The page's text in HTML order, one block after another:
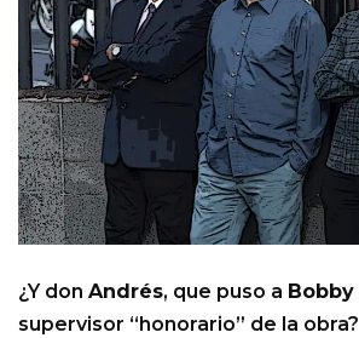
¿Y don Andrés, que puso a Bobby
supervisor “honorario” de la obra?